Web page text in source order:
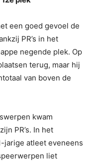
een goed gevoel de
PR’s in het
negende plek. Op
terug, maar hij
van boven de
kwam
PR’s. In het
jarige atleet eveneens
liet